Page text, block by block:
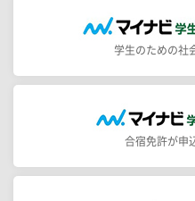
学生のための社
合宿免許が申